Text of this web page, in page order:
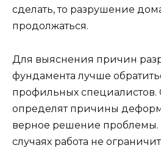
сделать, то разрушение
продолжаться.
Для выяснения причин
фундамента лучше
профильных специалистов.
определят причины
верное решение проблемы.
случаях работа не